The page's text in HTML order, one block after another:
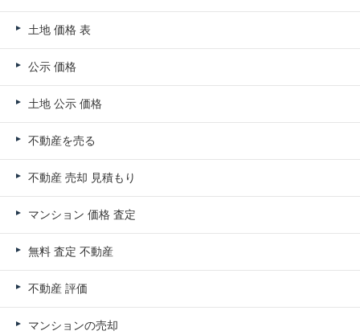
土地 価格 表
公示 価格
土地 公示 価格
不動産を売る
不動産 売却 見積もり
マンション 価格 査定
無料 査定 不動産
不動産 評価
マンションの売却